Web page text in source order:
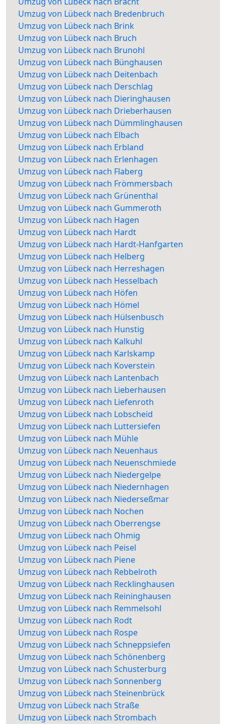
Umzug von Lübeck nach Bredenbruch
Umzug von Lübeck nach Brink
Umzug von Lübeck nach Bruch
Umzug von Lübeck nach Brunohl
Umzug von Lübeck nach Bünghausen
Umzug von Lübeck nach Deitenbach
Umzug von Lübeck nach Derschlag
Umzug von Lübeck nach Dieringhausen
Umzug von Lübeck nach Drieberhausen
Umzug von Lübeck nach Dümmlinghausen
Umzug von Lübeck nach Elbach
Umzug von Lübeck nach Erbland
Umzug von Lübeck nach Erlenhagen
Umzug von Lübeck nach Flaberg
Umzug von Lübeck nach Frömmersbach
Umzug von Lübeck nach Grünenthal
Umzug von Lübeck nach Gummeroth
Umzug von Lübeck nach Hagen
Umzug von Lübeck nach Hardt
Umzug von Lübeck nach Hardt-Hanfgarten
Umzug von Lübeck nach Helberg
Umzug von Lübeck nach Herreshagen
Umzug von Lübeck nach Hesselbach
Umzug von Lübeck nach Höfen
Umzug von Lübeck nach Hömel
Umzug von Lübeck nach Hülsenbusch
Umzug von Lübeck nach Hunstig
Umzug von Lübeck nach Kalkuhl
Umzug von Lübeck nach Karlskamp
Umzug von Lübeck nach Koverstein
Umzug von Lübeck nach Lantenbach
Umzug von Lübeck nach Lieberhausen
Umzug von Lübeck nach Liefenroth
Umzug von Lübeck nach Lobscheid
Umzug von Lübeck nach Luttersiefen
Umzug von Lübeck nach Mühle
Umzug von Lübeck nach Neuenhaus
Umzug von Lübeck nach Neuenschmiede
Umzug von Lübeck nach Niedergelpe
Umzug von Lübeck nach Niedernhagen
Umzug von Lübeck nach Niederseßmar
Umzug von Lübeck nach Nochen
Umzug von Lübeck nach Oberrengse
Umzug von Lübeck nach Ohmig
Umzug von Lübeck nach Peisel
Umzug von Lübeck nach Piene
Umzug von Lübeck nach Rebbelroth
Umzug von Lübeck nach Recklinghausen
Umzug von Lübeck nach Reininghausen
Umzug von Lübeck nach Remmelsohl
Umzug von Lübeck nach Rodt
Umzug von Lübeck nach Rospe
Umzug von Lübeck nach Schneppsiefen
Umzug von Lübeck nach Schönenberg
Umzug von Lübeck nach Schusterburg
Umzug von Lübeck nach Sonnenberg
Umzug von Lübeck nach Steinenbrück
Umzug von Lübeck nach Straße
Umzug von Lübeck nach Strombach